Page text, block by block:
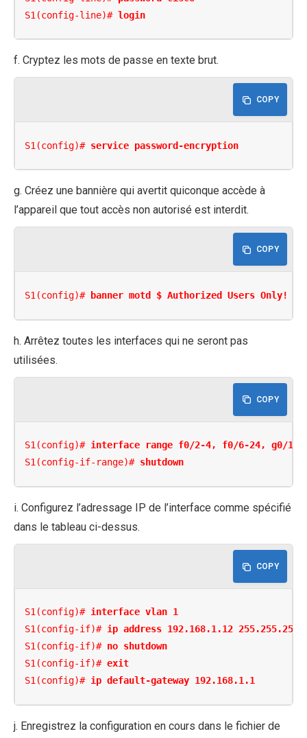
S1(config-line)# login
f. Cryptez les mots de passe en texte brut.
COPY
S1(config)# service password-encryption
g. Créez une bannière qui avertit quiconque accède à
l’appareil que tout accès non autorisé est interdit.
COPY
S1(config)# banner motd $ Authorized Users Only! $
h. Arrêtez toutes les interfaces qui ne seront pas
utilisées.
COPY
S1(config)# interface range f0/2-4, f0/6-24, g0/1-2
S1(config-if-range)# shutdown
i. Configurez l’adressage IP de l’interface comme spécifié
dans le tableau ci-dessus.
COPY
S1(config)# interface vlan 1
S1(config-if)# ip address 192.168.1.12
S1(config-if)# no shutdown
S1(config-if)# exit
S1(config)# ip default-gateway 192.168.1.1
j. Enregistrez la configuration en cours dans le fichier de